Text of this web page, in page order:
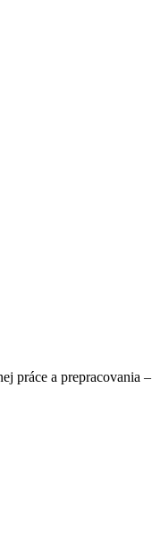
a prepracovania